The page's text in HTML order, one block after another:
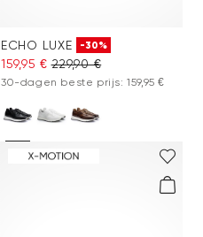
ECHO LUXE -30%
159,95 € 229,90 €
30-dagen beste prijs: 159,95 €